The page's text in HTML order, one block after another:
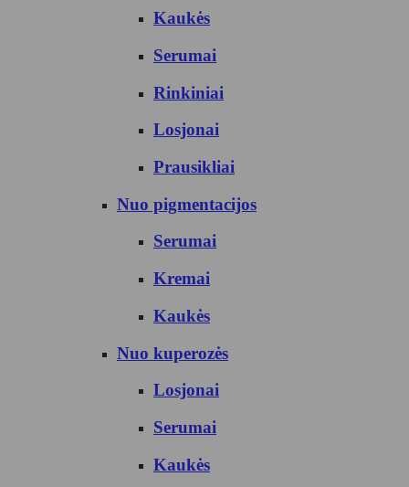
Kaukės
Serumai
Rinkiniai
Losjonai
Prausikliai
Nuo pigmentacijos
Serumai
Kremai
Kaukės
Nuo kuperozės
Losjonai
Serumai
Kaukės